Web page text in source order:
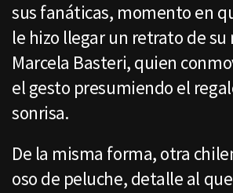
sus fanáticas, momento en
le hizo llegar un retrato de su
Marcela Basteri, quien
el gesto presumiendo el
sonrisa.
De la misma forma, otra
oso de peluche, detalle al que